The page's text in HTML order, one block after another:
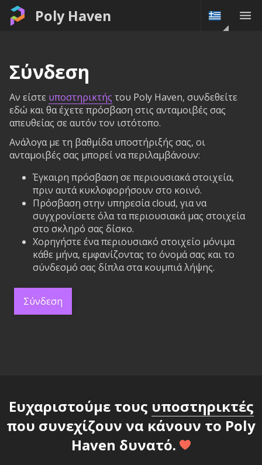
Poly Haven
Σύνδεση
Αν είστε υποστηρικτής του Poly Haven, συνδεθείτε
εδώ και θα έχετε πρόσβαση στις ανταμοιβές σας
απευθείας σε αυτόν τον ιστότοπο.
Ανάλογα με τη βαθμίδα υποστήριξής σας, οι
ανταμοιβές σας μπορεί να περιλαμβάνουν:
Έγκαιρη πρόσβαση σε περιουσιακά στοιχεία,
πριν αυτά κυκλοφορήσουν στο κοινό.
Πρόσβαση στην υπηρεσία cloud, για να
συγχρονίσετε όλα τα περιουσιακά μας στοιχεία
στο σκληρό σας δίσκο.
Χορηγήστε ένα περιουσιακό στοιχείο μόνιμα
κάθε μήνα, εμφανίζοντας το όνομά σας και το
σύνδεσμό σας δίπλα στα κουμπιά λήψης.
Σύνδεση
Ευχαριστούμε τους υποστηρικτές
που συνεχίζουν να κάνουν το Poly
Haven δυνατό.